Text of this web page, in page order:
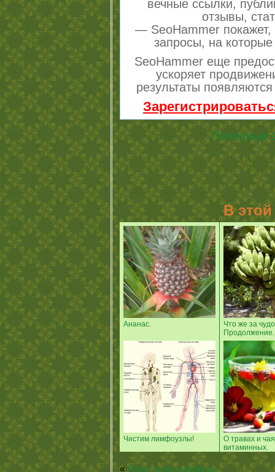
вечные ссылки,
отзывы,
— SeoHammer покажет,
запросы, на
SeoHammer еще
ускоряет
результаты
Полезные
В
Ананас.
Что же за
Продолжение.
Чистим лимфоузлы!
О травах и
витаминных.
« Робот для спарринга